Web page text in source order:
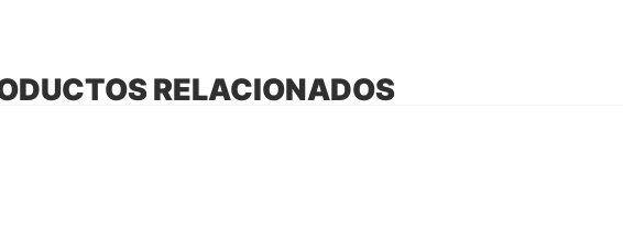
RELACIONADOS